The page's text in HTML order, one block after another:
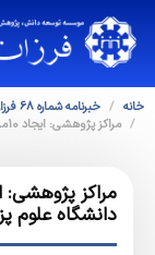
خانه
خبرنامه شماره 68 فرزان- مرداد 1391
مراکز پژوهشی: ایجاد 10مرکز تحقیقاتی جدید در دانشگاه علوم پزشکی مشهد
دانشگاه